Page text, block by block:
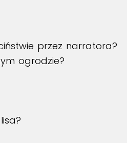
przez narratora?
ogrodzie?